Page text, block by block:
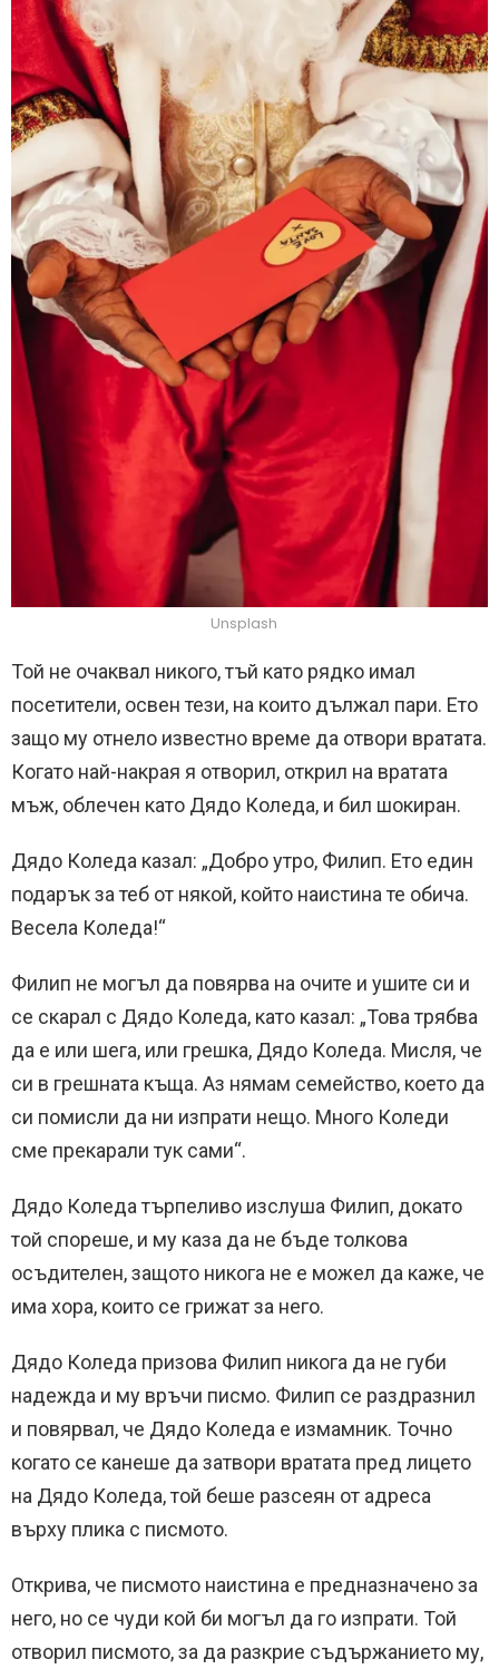
Unsplash
Той не очаквал никого, тъй като рядко имал
посетители, освен тези, на които дължал пари. Ето
защо му отнело известно време да отвори вратата.
Когато най-накрая я отворил, открил на вратата
мъж, облечен като Дядо Коледа, и бил шокиран.
Дядо Коледа казал: „Добро утро, Филип. Ето един
подарък за теб от някой, който наистина те обича.
Весела Коледа!“
Филип не могъл да повярва на очите и ушите си и
се скарал с Дядо Коледа, като казал: „Това трябва
да е или шега, или грешка, Дядо Коледа. Мисля, че
си в грешната къща. Аз нямам семейство, което да
си помисли да ни изпрати нещо. Много Коледи
сме прекарали тук сами“.
Дядо Коледа търпеливо изслуша Филип, докато
той спореше, и му каза да не бъде толкова
осъдителен, защото никога не е можел да каже, че
има хора, които се грижат за него.
Дядо Коледа призова Филип никога да не губи
надежда и му връчи писмо. Филип се раздразнил
и повярвал, че Дядо Коледа е измамник. Точно
когато се канеше да затвори вратата пред лицето
на Дядо Коледа, той беше разсеян от адреса
върху плика с писмото.
Открива, че писмото наистина е предназначено за
него, но се чуди кой би могъл да го изпрати. Той
отворил писмото, за да разкрие съдържанието му,